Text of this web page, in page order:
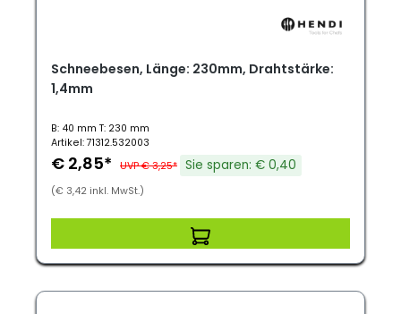
Schneebesen, Länge: 230mm, Drahtstärke:
1,4mm
B: 40 mm T: 230 mm
Artikel: 71312.532003
€ 2,85* UVP € 3,25* Sie sparen: € 0,40
(€ 3,42 inkl. MwSt.)